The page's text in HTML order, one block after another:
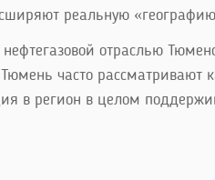
реальную
отраслью
часто рассматривают
в регион в целом